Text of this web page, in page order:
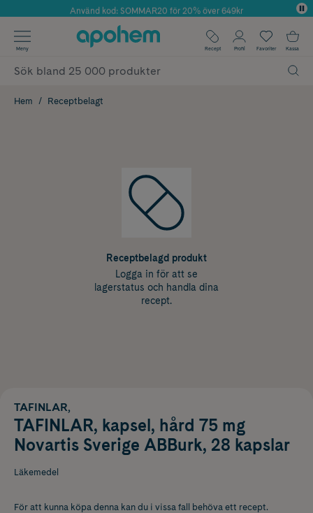
Årets Butik 2025 inom Skönhet
Använd kod: SOMMAR20 för 20% över 649kr
✓ Fri frakt
✓ Poäng på alla köp*
Meny Recept Profil Favoriter Kassa
Hem Receptbelagt
Receptbelagd produkt
Logga in för att se
lagerstatus och handla dina
recept.
TAFINLAR,
TAFINLAR, kapsel, hård 75 mg
Novartis Sverige ABBurk, 28 kapslar
Läkemedel
För att kunna köpa denna kan du i vissa fall behöva ett recept.